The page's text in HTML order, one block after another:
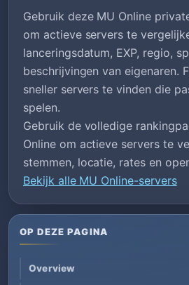
Gebruik deze MU Online
om actieve servers te
lanceringsdatum, EXP, regio,
beschrijvingen van eigenaren.
sneller servers te vinden die
spelen.
Gebruik de volledige
Online om actieve servers te
stemmen, locatie, rates en
Bekijk alle MU Online-servers
OP DEZE PAGINA
Overview